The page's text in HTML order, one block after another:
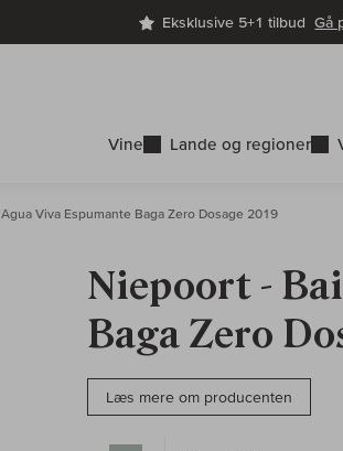
Eksklusive 5+1 tilbudGå
Vine Lande og regioner
Agua Viva Espumante Baga Zero Dosage 2019
Niepoort -
Baga Zero
Læs mere om producenten